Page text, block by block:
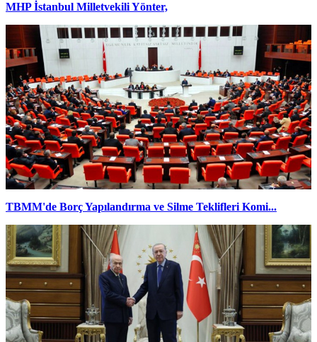
MHP İstanbul Milletvekili Yönter,
TBMM'de Borç Yapılandırma ve Silme Teklifleri Komi...